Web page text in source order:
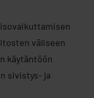
väliseen
käytäntöön
sivistys- ja